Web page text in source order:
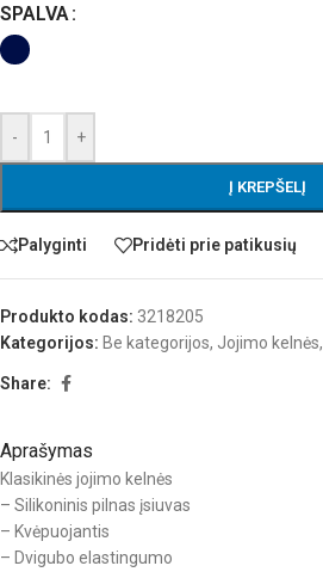
SPALVA
- +
Į KREPŠELĮ
Palyginti Pridėti prie patikusių
Produkto kodas: 3218205
Kategorijos: Be kategorijos, Jojimo kelnės,
Share:
Aprašymas
Klasikinės jojimo kelnės
– Silikoninis pilnas įsiuvas
– Kvėpuojantis
– Dvigubo elastingumo